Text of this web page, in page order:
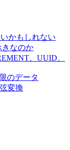
かもしれない
きなのか
、UUID、
のデータ
変換